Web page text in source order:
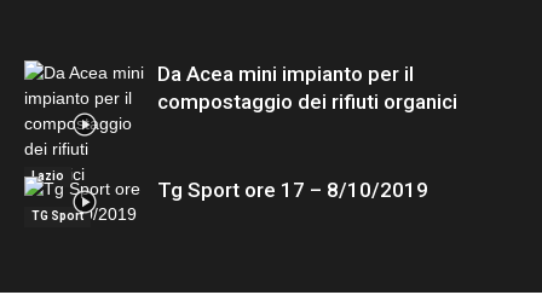
Lazio
Da Acea mini impianto per il
compostaggio dei rifiuti organici
TG Sport
Tg Sport ore 17 – 8/10/2019